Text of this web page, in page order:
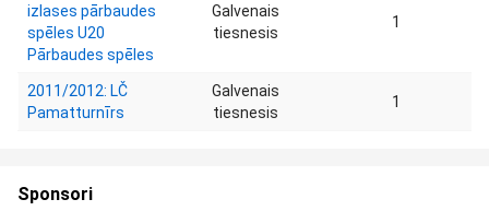
izlases pārbaudes
spēles U20
Pārbaudes spēles
Galvenais
tiesnesis
1
2011/2012: LČ
Pamatturnīrs
Galvenais
tiesnesis
1
Sponsori